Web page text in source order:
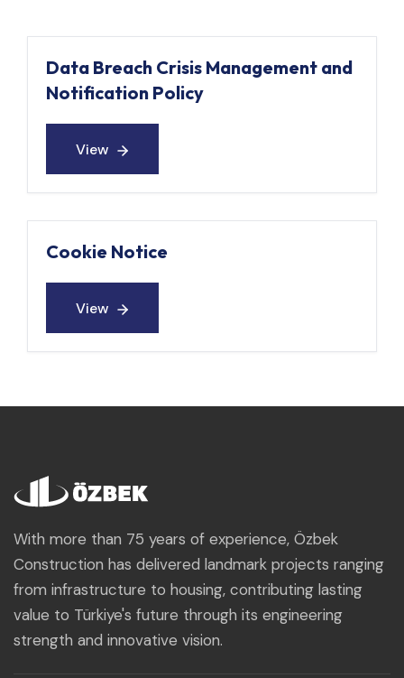
Data Breach Crisis Management and
Notification Policy
View
View
Cookie Notice
View
View
With more than 75 years of experience, Özbek
Construction has delivered landmark projects ranging
from infrastructure to housing, contributing lasting
value to Türkiye's future through its engineering
strength and innovative vision.